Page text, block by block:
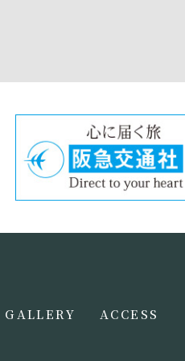
GALLERY ACCESS